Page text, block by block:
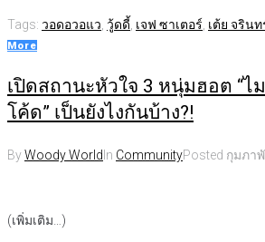
Tags: วอดอวอแว วู้ดดี้ เจฟ ซาเตอร์ เต้ย จริน
More
เปิดสถานะหัวใจ 3 หนุ่มฮอต “ไ
โค้ด” เป็นยังไงกันบ้าง?!
ByWoody WorldIn CommunityPosted กุมภา
(เพิ่มเติม…)